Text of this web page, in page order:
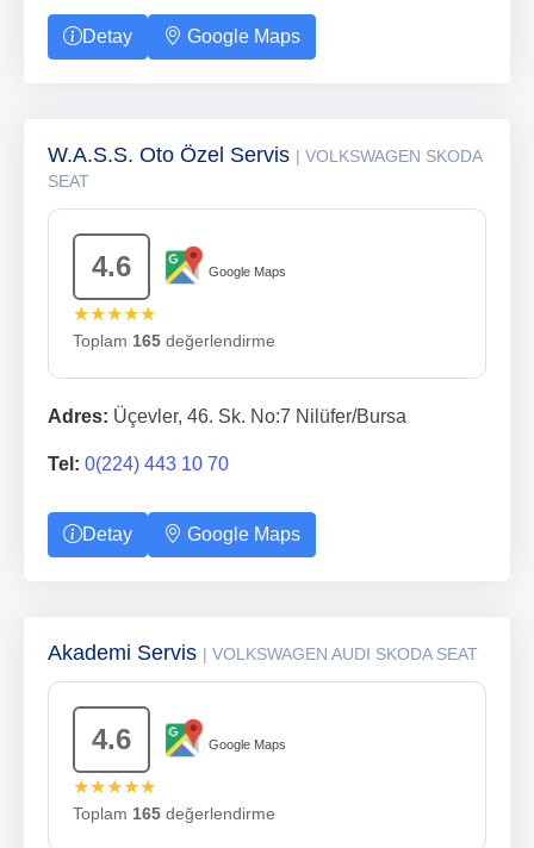
Detay Google Maps
W.A.S.S. Oto Özel Servis | VOLKSWAGEN SKODA
SEAT
4.6 Google Maps
★★★★★
Toplam 165 değerlendirme
Adres: Üçevler, 46. Sk. No:7 Nilüfer/Bursa
Tel: 0(224) 443 10 70
Detay Google Maps
Akademi Servis | VOLKSWAGEN AUDI SKODA SEAT
4.6 Google Maps
★★★★★
Toplam 165 değerlendirme